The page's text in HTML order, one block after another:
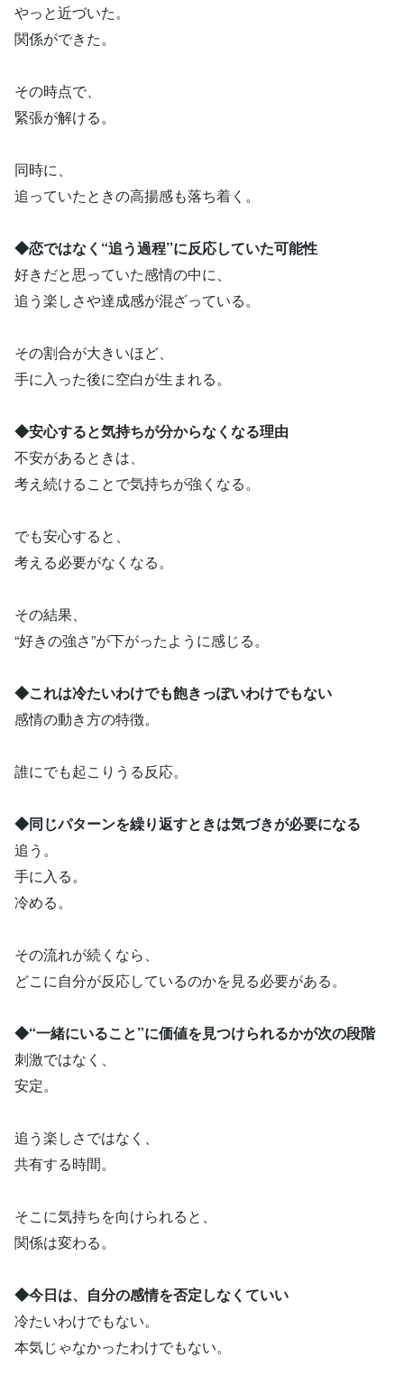
やっと近づいた。
関係ができた。
その時点で、
緊張が解ける。
同時に、
追っていたときの高揚感も落ち着く。
◆恋ではなく“追う過程”に反応していた可能性
好きだと思っていた感情の中に、
追う楽しさや達成感が混ざっている。
その割合が大きいほど、
手に入った後に空白が生まれる。
◆安心すると気持ちが分からなくなる理由
不安があるときは、
考え続けることで気持ちが強くなる。
でも安心すると、
考える必要がなくなる。
その結果、
“好きの強さ”が下がったように感じる。
◆これは冷たいわけでも飽きっぽいわけでもない
感情の動き方の特徴。
誰にでも起こりうる反応。
◆同じパターンを繰り返すときは気づきが必要になる
追う。
手に入る。
冷める。
その流れが続くなら、
どこに自分が反応しているのかを見る必要がある。
◆“一緒にいること”に価値を見つけられるかが次の段階
刺激ではなく、
安定。
追う楽しさではなく、
共有する時間。
そこに気持ちを向けられると、
関係は変わる。
◆今日は、自分の感情を否定しなくていい
冷たいわけでもない。
本気じゃなかったわけでもない。